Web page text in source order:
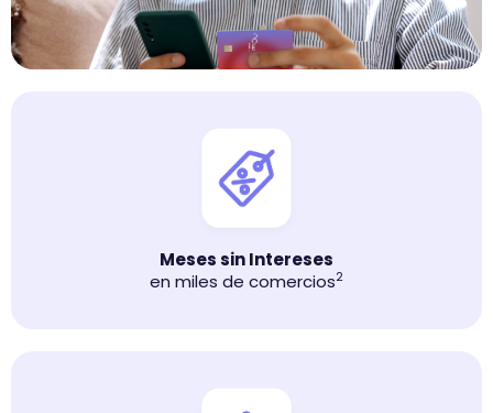
Meses sin Intereses
en miles de comercios2